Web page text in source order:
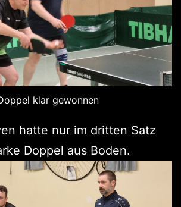
klar gewonnen
hatte nur im dritten Satz
Doppel aus Boden.